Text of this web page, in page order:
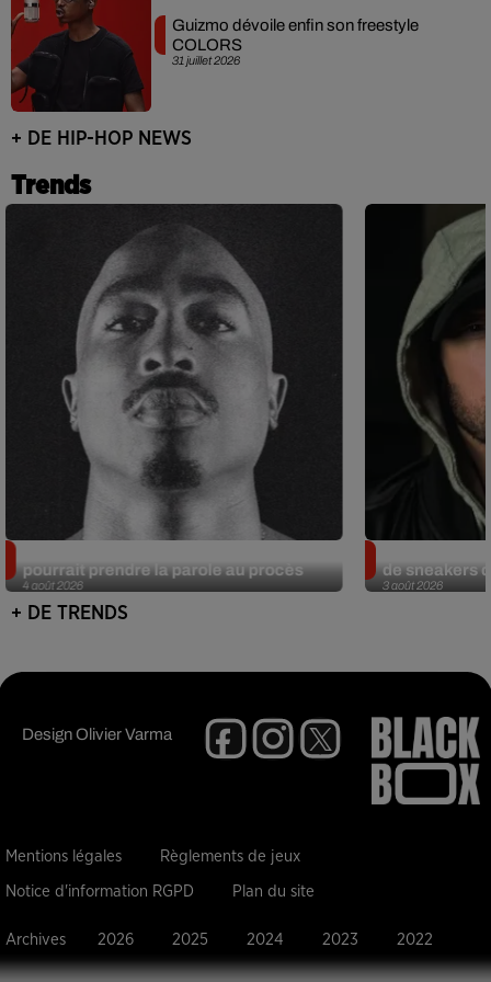
31 juillet 2026
Guizmo dévoile enfin son freestyle
COLORS
+ DE HIP-HOP NEWS
Trends
4 août 2026
pourrait prendre la parole au procès
3 août 2026
de sneakers
+ DE TRENDS
DesignOlivier Varma
Mentions légales Règlements de jeux
Notice d'information RGPD Plan du site
Archives 2026 2025 2024 2023 2022